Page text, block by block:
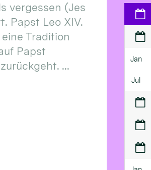
vergessen (Jes
Papst Leo XIV.
Tradition
Papst
...
Jan
Jul